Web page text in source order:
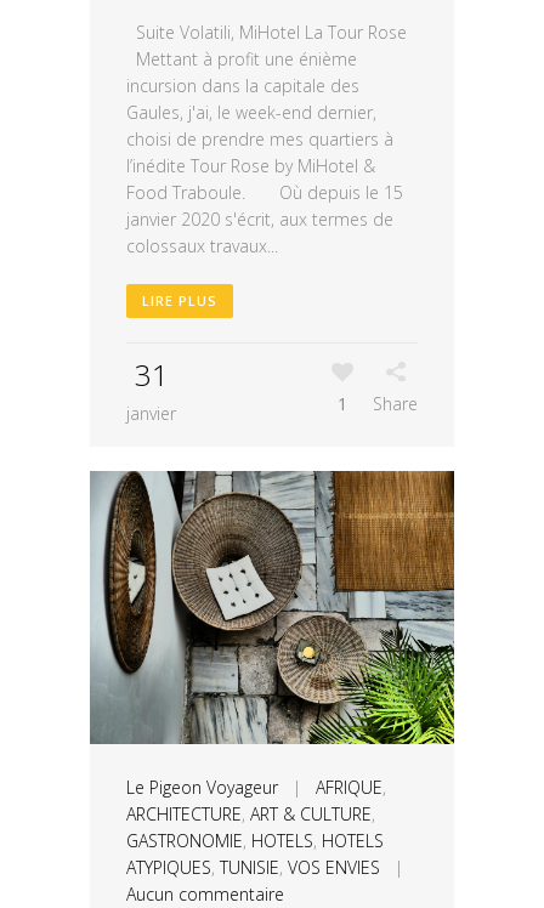
Suite Volatili, MiHotel La Tour Rose
Mettant à profit une énième
incursion dans la capitale des
Gaules, j'ai, le week-end dernier,
choisi de prendre mes quartiers à
l’inédite Tour Rose by MiHotel &
Food Traboule. Où depuis le 15
janvier 2020 s'écrit, aux termes de
colossaux travaux...
LIRE PLUS
31
janvier 1 Share
Le Pigeon Voyageur| AFRIQUE,
ARCHITECTURE, ART & CULTURE,
GASTRONOMIE, HOTELS, HOTELS
ATYPIQUES,TUNISIE, VOS ENVIES |
Aucun commentaire